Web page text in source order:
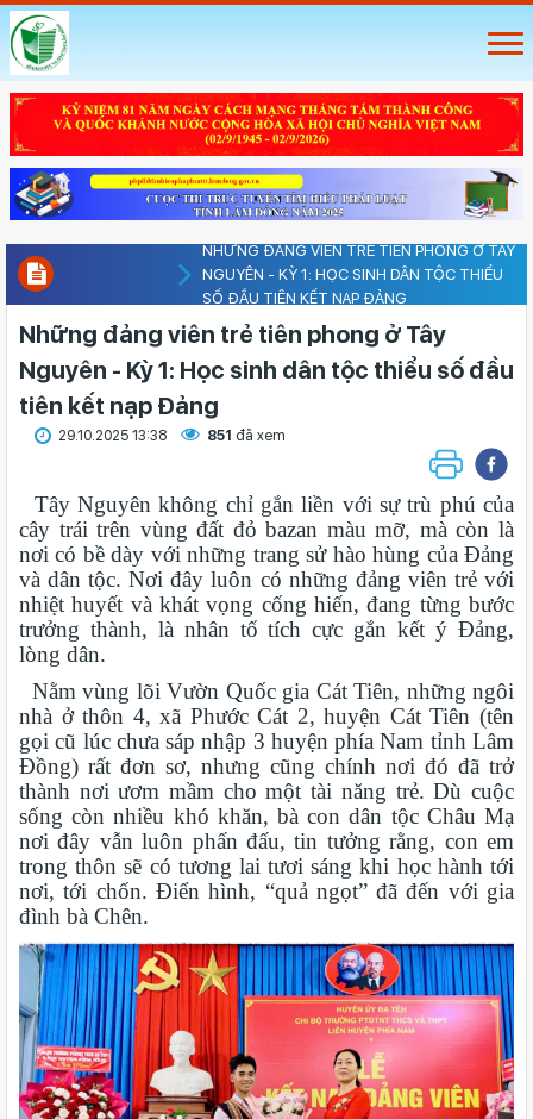
NHỮNG ĐẢNG VIÊN TRẺ TIÊN PHONG Ở TÂY
NGUYÊN - KỲ 1: HỌC SINH DÂN TỘC THIỂU
SỐ ĐẦU TIÊN KẾT NẠP ĐẢNG
Những đảng viên trẻ tiên phong ở Tây
Nguyên - Kỳ 1: Học sinh dân tộc thiểu số đầu
tiên kết nạp Đảng
29.10.2025 13:38 851 đã xem
Tây Nguyên không chỉ gắn liền với sự trù phú của
cây trái trên vùng đất đỏ bazan màu mỡ, mà còn là
nơi có bề dày với những trang sử hào hùng của Đảng
và dân tộc. Nơi đây luôn có những đảng viên trẻ với
nhiệt huyết và khát vọng cống hiến, đang từng bước
trưởng thành, là nhân tố tích cực gắn kết ý Đảng,
lòng dân.
Nằm vùng lõi Vườn Quốc gia Cát Tiên, những ngôi
nhà ở thôn 4, xã Phước Cát 2, huyện Cát Tiên (tên
gọi cũ lúc chưa sáp nhập 3 huyện phía Nam tỉnh Lâm
Đồng) rất đơn sơ, nhưng cũng chính nơi đó đã trở
thành nơi ươm mầm cho một tài năng trẻ. Dù cuộc
sống còn nhiều khó khăn, bà con dân tộc Châu Mạ
nơi đây vẫn luôn phấn đấu, tin tưởng rằng, con em
trong thôn sẽ có tương lai tươi sáng khi học hành tới
nơi, tới chốn. Điển hình, “quả ngọt” đã đến với gia
đình bà Chên.